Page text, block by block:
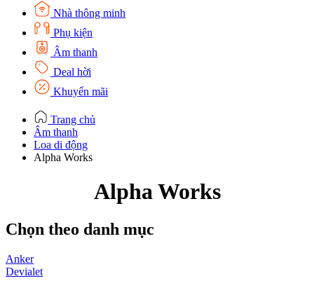
Nhà thông minh
Phụ kiện
Âm thanh
Deal hời
Khuyến mãi
Trang chủ
Âm thanh
Loa di động
Alpha Works
Alpha Works
Chọn theo danh mục
Anker
Devialet